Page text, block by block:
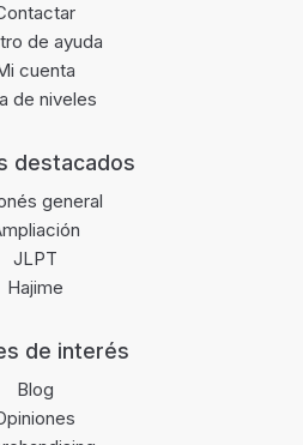
de ayuda
cuenta
de niveles
destacados
general
JLPT
Hajime
de interés
Blog